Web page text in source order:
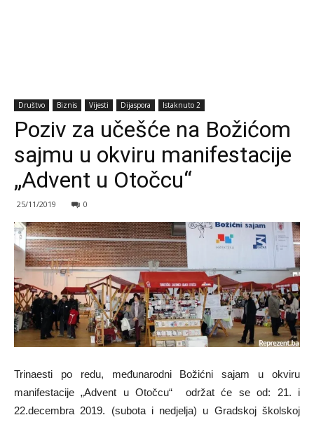
Društvo Biznis Vijesti Dijaspora Istaknuto 2
Poziv za učešće na Božićom
sajmu u okviru manifestacije
„Advent u Otočcu“
25/11/2019 0
Trinaesti po redu, međunarodni Božićni sajam u okviru
manifestacije „Advent u Otočcu“ održat će se od: 21. i
22.decembra 2019. (subota i nedjelja) u Gradskoj školskoj